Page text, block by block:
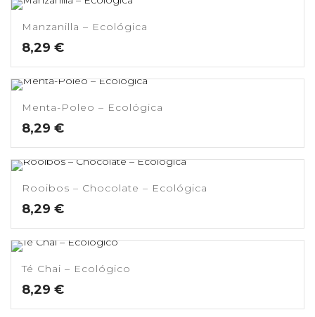
Manzanilla – Ecológica
8,29 €
Menta-Poleo – Ecológica
8,29 €
Rooibos – Chocolate – Ecológica
8,29 €
Té Chai – Ecológico
8,29 €